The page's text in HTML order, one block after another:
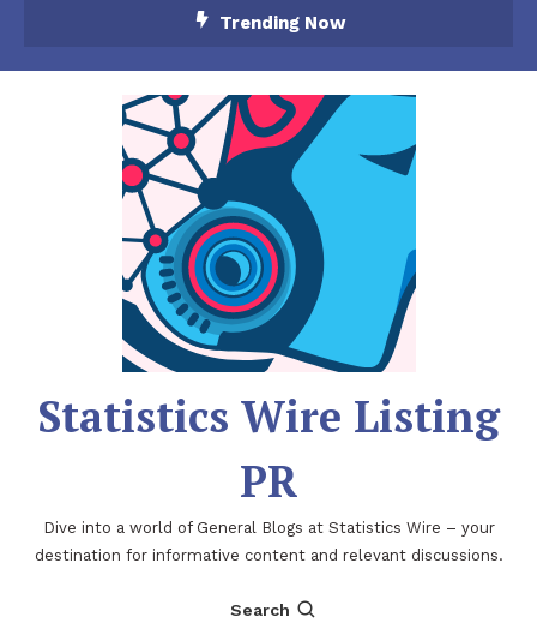
Trending Now
Statistics Wire Listing
PR
Dive into a world of General Blogs at Statistics Wire – your
destination for informative content and relevant discussions.
Search